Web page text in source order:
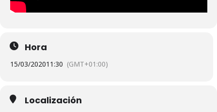
Hora
15/03/202011:30 (GMT+01:00)
Localización